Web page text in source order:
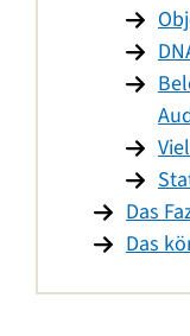
Das
Das